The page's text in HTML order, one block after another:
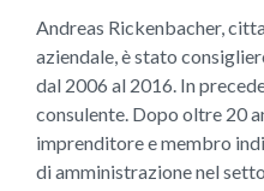
Andreas Rickenbacher,
aziendale, è stato
dal 2006 al 2016. In
consulente. Dopo oltre 20
imprenditore e membro
di amministrazione nel